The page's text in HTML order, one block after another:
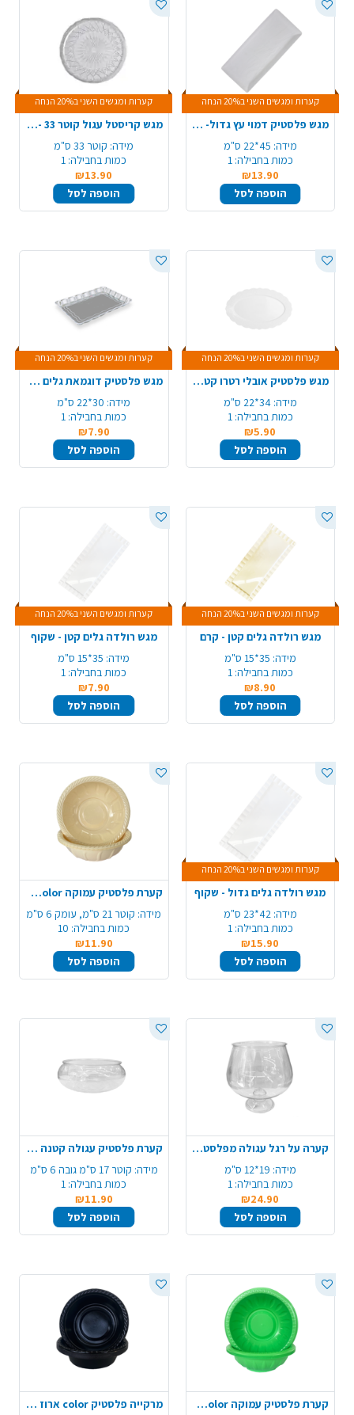
קערות ומגשים השני ב20% הנחה
מגש פלסטיק דמוי עץ גדול- לבן
מידה: 45*22 ס"מ
כמות בחבילה: 1
₪13.90
הוספה לסל
קערות ומגשים השני ב20% הנחה
מגש קריסטל עגול קוטר 33 - שקוף
מידה: קוטר 33 ס"מ
כמות בחבילה: 1
₪13.90
הוספה לסל
קערות ומגשים השני ב20% הנחה
מגש פלסטיק אובלי רטרו קטן - שקוף
מידה: 34*22 ס"מ
כמות בחבילה: 1
₪5.90
הוספה לסל
קערות ומגשים השני ב20% הנחה
מגש פלסטיק דוגמאת גלים - קטן
מידה: 30*22 ס"מ
כמות בחבילה: 1
₪7.90
הוספה לסל
קערות ומגשים השני ב20% הנחה
מגש רולדה גלים קטן - קרם
מידה: 35*15 ס"מ
כמות בחבילה: 1
₪8.90
הוספה לסל
קערות ומגשים השני ב20% הנחה
מגש רולדה גלים קטן - שקוף
מידה: 35*15 ס"מ
כמות בחבילה: 1
₪7.90
הוספה לסל
קערות ומגשים השני ב20% הנחה
מגש רולדה גלים גדול - שקוף
מידה: 42*23 ס"מ
כמות בחבילה: 1
₪15.90
הוספה לסל
קערת פלסטיק עמוקה color ארוז 10 יח' - קרם
מידה: קוטר 21 ס"מ, עומק 6 ס"מ
כמות בחבילה: 10
₪11.90
הוספה לסל
קערה על רגל עגולה מפלסטיק - שקוף
מידה: 19*12 ס"מ
כמות בחבילה: 1
₪24.90
הוספה לסל
קערת פלסטיק עגולה קטנה - שקוף
מידה: קוטר 17 ס"מ גובה 6 ס"מ
כמות בחבילה: 1
₪11.90
הוספה לסל
קערת פלסטיק עמוקה color ארוז 10 יח' - ירוק תפוח
מרקייה פלסטיק color ארוז 18 יח'- שחור